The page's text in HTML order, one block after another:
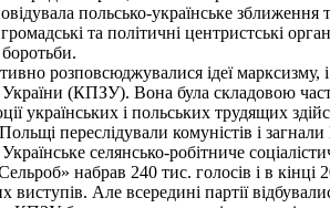
польсько-українське зближення
та політичні центристські
розповсюджувалися ідеї
України (КПЗУ). Вона була складовою
українських і польських трудящих
переслідували комуністів і
селянсько-робітниче
набрав 240 тис. голосів і в кінці
виступів. Але всередині партії